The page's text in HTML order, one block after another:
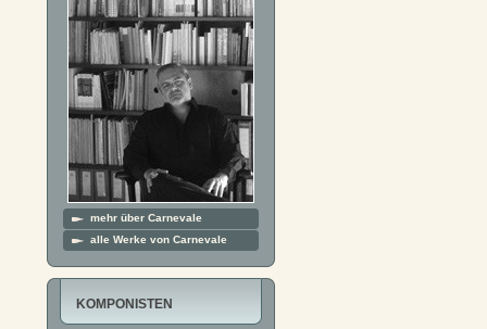
mehr über Carnevale
alle Werke von Carnevale
KOMPONISTEN